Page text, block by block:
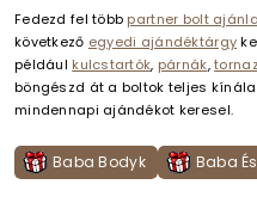
Fedezd fel több partner bolt
következő egyedi ajándéktárgy
például kulcstartók, párnák,
böngészd át a boltok teljes
mindennapi ajándékot keresel.
Baba Bodyk Baba